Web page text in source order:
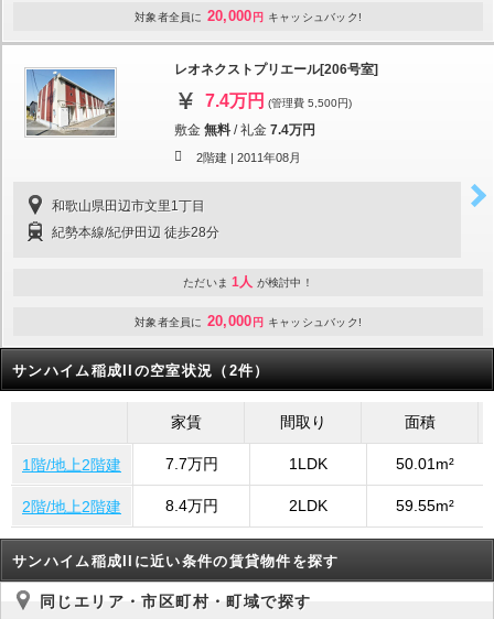
対象者全員に 20,000 円 キャッシュバック!
レオネクストプリエール[206号室]
7.4万円 (管理費 5,500円)
敷金 無料 /礼金 7.4万円
2階建 | 2011年08月
和歌山県田辺市文里1丁目
紀勢本線/紀伊田辺 徒歩28分
ただいま 1人 が検討中！
対象者全員に 20,000 円 キャッシュバック!
サンハイム稲成IIの空室状況（2件）
家賃 間取り 面積
1階/地上2階建 7.7万円 1LDK 50.01m²
2階/地上2階建 8.4万円 2LDK 59.55m²
サンハイム稲成IIに近い条件の賃貸物件を探す
同じエリア・市区町村・町域で探す